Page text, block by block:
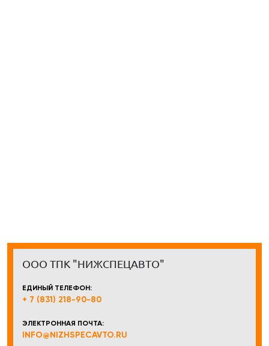
ООО ТПК "НИЖСПЕЦАВТО"
ЕДИНЫЙ ТЕЛЕФОН:
+ 7 (831) 218-90-80
ЭЛЕКТРОННАЯ ПОЧТА:
INFO@NIZHSPECAVTO.RU